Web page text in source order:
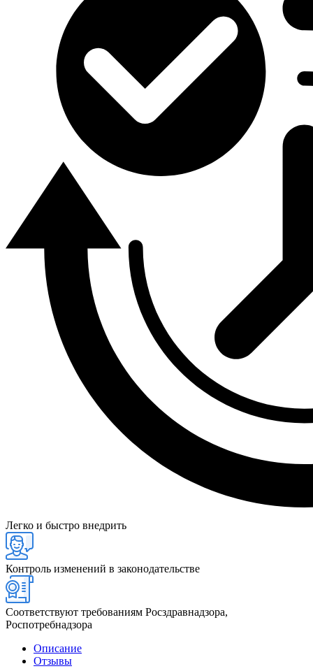
Легко и быстро внедрить
Контроль изменений в законодательстве
Соответствуют требованиям Росздравнадзора,
Роспотребнадзора
Описание
Отзывы